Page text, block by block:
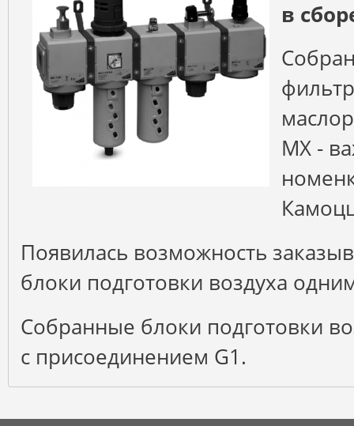
в
MX -
Появилась возможность
блоки подготовки воздуха
Собранные блоки подготовки
с присоединением G1.